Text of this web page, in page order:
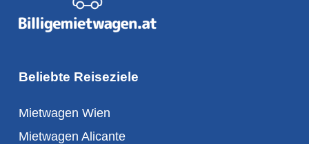
Beliebte Reiseziele
Mietwagen Wien
Mietwagen Alicante